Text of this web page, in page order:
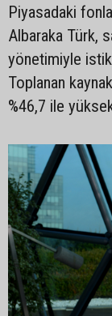
Piyasadaki
Albaraka Türk,
yönetimiyle
Toplanan
%46,7 ile